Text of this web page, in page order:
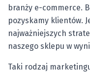
branży e-commerce.
pozyskamy klientów.
najważniejszych
naszego sklepu w
Taki rodzaj